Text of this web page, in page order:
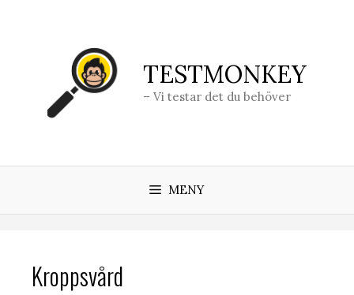
TESTMONKEY
– Vi testar det du behöver
MENY
Kroppsvård